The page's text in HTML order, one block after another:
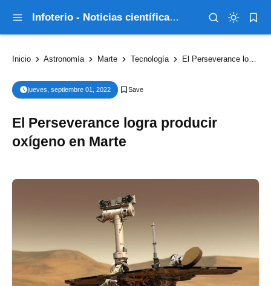
Infoterio - Noticias científicas que explican el mundo
Inicio Astronomía Marte Tecnología El Perseverance logra producir oxígeno en Marte
jueves, septiembre 01, 2022
El Perseverance logra producir
oxígeno en Marte